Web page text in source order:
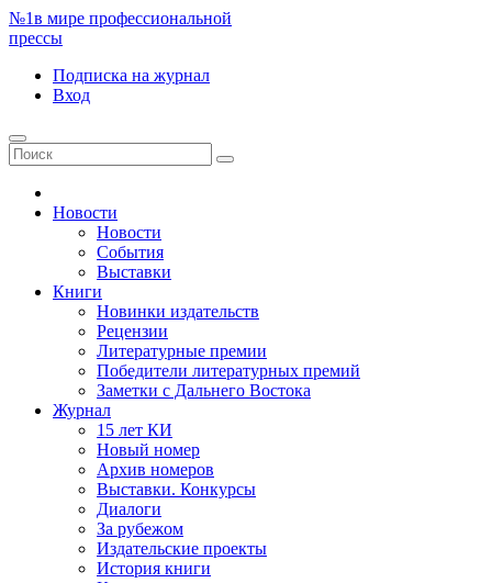
№1в мире профессиональной
прессы
Подписка на журнал
Вход
Новости
Новости
События
Выставки
Книги
Новинки издательств
Рецензии
Литературные премии
Победители литературных премий
Заметки с Дальнего Востока
Журнал
15 лет КИ
Новый номер
Архив номеров
Выставки. Конкурсы
Диалоги
За рубежом
Издательские проекты
История книги